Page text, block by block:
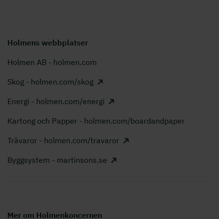
Holmens webbplatser
Holmen AB - holmen.com
Skog - holmen.com/skog
Energi - holmen.com/energi
Kartong och Papper - holmen.com/boardandpaper
Trävaror - holmen.com/travaror
Byggsystem - martinsons.se
Mer om Holmenkoncernen